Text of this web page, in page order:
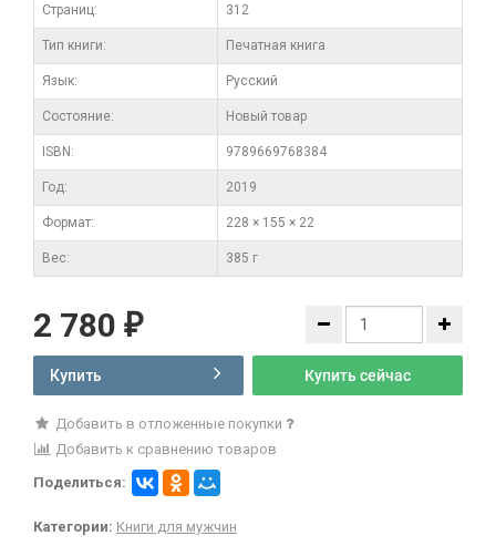
Cтраниц: 312
Тип книги: Печатная книга
Язык: Русский
Состояние: Новый товар
ISBN: 9789669768384
Год: 2019
Формат: 228 × 155 × 22
Вес: 385 г
2 780 ₽
Купить Купить сейчас
Добавить в отложенные покупки
Добавить к сравнению товаров
Поделиться:
Категории: Книги для мужчин